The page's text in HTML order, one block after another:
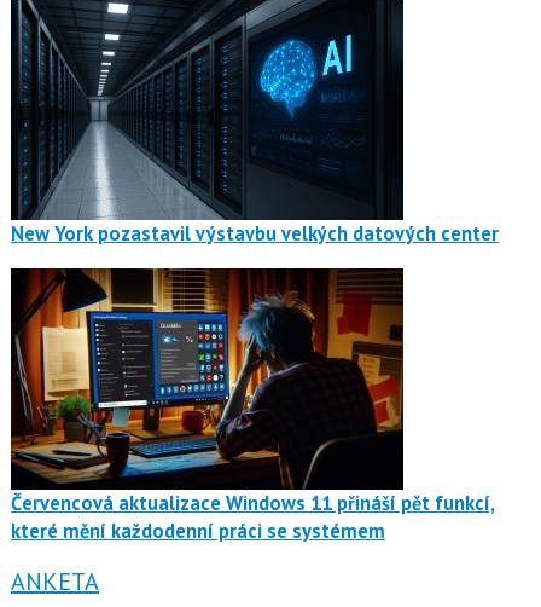
New York pozastavil výstavbu velkých datových center
Červencová aktualizace Windows 11 přináší pět funkcí,
které mění každodenní práci se systémem
ANKETA